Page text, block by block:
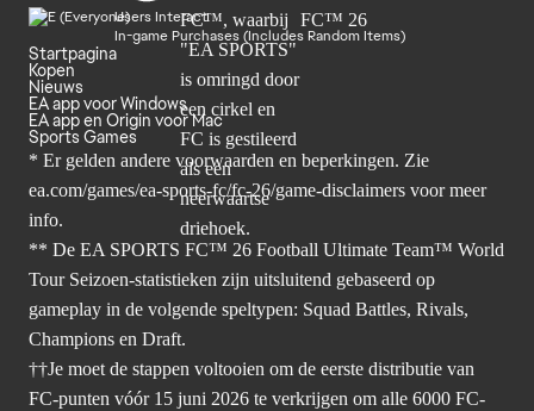
Users Interact
In-game Purchases (Includes Random Items)
Startpagina
Kopen
Nieuws
EA app voor Windows
EA app en Origin voor Mac
Sports Games
* Er gelden andere voorwaarden en beperkingen. Zie
ea.com/games/ea-sports-fc/fc-26/game-disclaimers voor meer
info.
** De EA SPORTS FC™ 26 Football Ultimate Team™ World
Tour Seizoen-statistieken zijn uitsluitend gebaseerd op
gameplay in de volgende speltypen: Squad Battles, Rivals,
Champions en Draft.
††Je moet de stappen voltooien om de eerste distributie van
FC-punten vóór 15 juni 2026 te verkrijgen om alle 6000 FC-